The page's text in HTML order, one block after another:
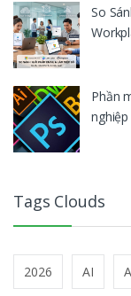
So
Phần
nghiệp
Tags Clouds
2026 AI